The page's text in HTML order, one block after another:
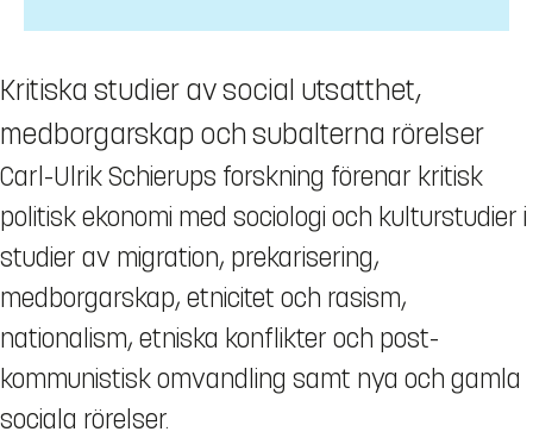
Kritiska studier av social utsatthet,
medborgarskap och subalterna rörelser
Carl-Ulrik Schierups forskning förenar kritisk
politisk ekonomi med sociologi och kulturstudier i
studier av migration, prekarisering,
medborgarskap, etnicitet och rasism,
nationalism, etniska konflikter och post-
kommunistisk omvandling samt nya och gamla
sociala rörelser.